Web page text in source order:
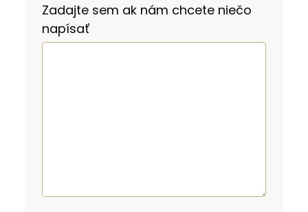
Zadajte sem ak nám chcete niečo
napísať